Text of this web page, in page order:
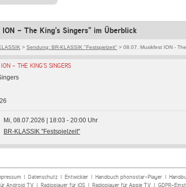
ION - The King's Singers" im Überblick
> Sendung: BR-KLASSIK "Festspielzeit" > 08.07. Musikfest ION -
- THE KING'S SINGERS
Mi, 08.07.2026 | 18:03 - 20:00 Uhr
BR-KLASSIK "Festspielzeit"
| Datenschutz| Entwickler| Handbuch phonostar-Player|
Android TV| Radioplayer für iOS| Radioplayer für Apple TV| GDPR-